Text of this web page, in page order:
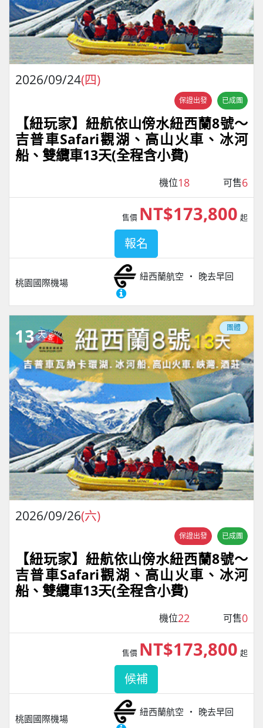
2026/09/24(四)
保證出發 已成團
【紐玩家】紐航依山傍水紐西蘭8號～
吉普車Safari觀湖、高山火車、冰河
船、雙纜車13天(全程含小費)
機位18 可售6
桃園國際機場
紐西蘭航空 晚去早回
售價 NT$173,800 起
報名
13 天
團體
2026/09/26(六)
保證出發 已成團
【紐玩家】紐航依山傍水紐西蘭8號～
吉普車Safari觀湖、高山火車、冰河
船、雙纜車13天(全程含小費)
機位22 可售0
桃園國際機場
紐西蘭航空 晚去早回
售價 NT$173,800 起
候補